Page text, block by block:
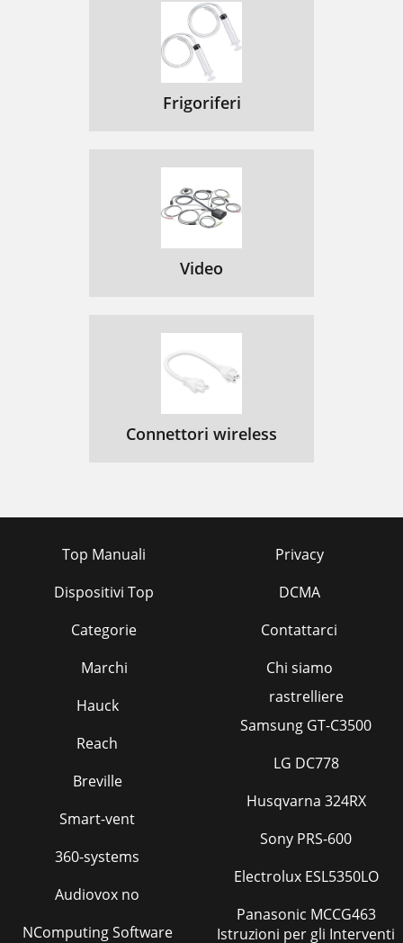
Frigoriferi
Video
Connettori wireless
Top Manuali
Dispositivi Top
Categorie
Marchi
Privacy
DCMA
Contattarci
Chi siamo
Hauck
Reach
Breville
Smart-vent
360-systems
Audiovox no
NComputing Software
rastrelliere
Samsung GT-C3500
LG DC778
Husqvarna 324RX
Sony PRS-600
Electrolux ESL5350LO
Panasonic MCCG463
Istruzioni per gli Interventi